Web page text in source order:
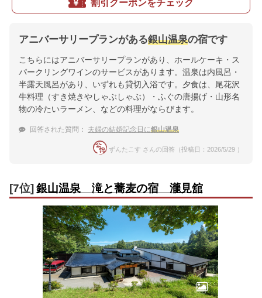
割引クーポンをチェック
アニバーサリープランがある銀山温泉の宿です
こちらにはアニバーサリープランがあり、ホールケーキ・ス
パークリングワインのサービスがあります。温泉は内風呂・
半露天風呂があり、いずれも貸切入浴です。夕食は、尾花沢
牛料理（すき焼きやしゃぶしゃぶ）・ふぐの唐揚げ・山形名
物の冷たいラーメン、などの料理がならびます。
回答された質問： 夫婦の結婚記念日に銀山温泉
ずんたこす さんの回答（投稿日：2026/5/29 ）
[7位] 銀山温泉 滝と蕎麦の宿 瀧見舘